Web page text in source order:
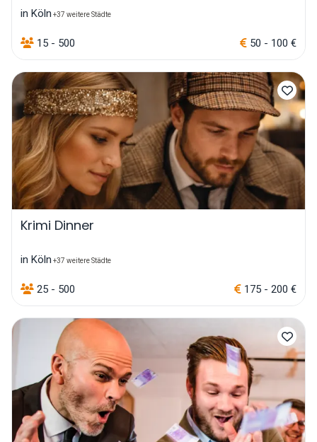
in Köln +37 weitere Städte
15 - 500 50 - 100 €
Krimi Dinner
in Köln +37 weitere Städte
25 - 500 175 - 200 €